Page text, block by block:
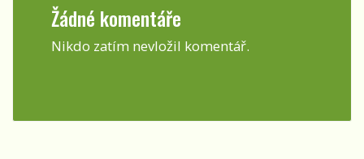
Žádné komentáře
Nikdo zatím nevložil komentář.